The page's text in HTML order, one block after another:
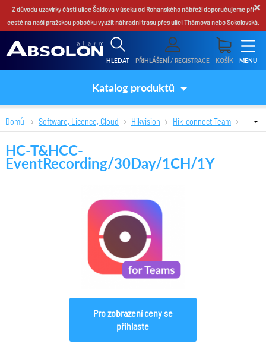
×
Z důvodu uzavírky části ulice Šaldova v úseku od Rohanského nábřeží doporučujeme při
cestě na naši pražskou pobočku využít náhradní trasu přes ulici Thámova nebo Sokolovská.
HLEDAT PŘIHLÁŠENÍ / REGISTRACE KOŠÍK MENU
Katalog produktů
Domů Software, Licence, Cloud Hikvision Hik-connect Team
HC-T&HCC-
EventRecording/30Day/1CH/1Y
Pro zobrazení ceny se
přihlaste